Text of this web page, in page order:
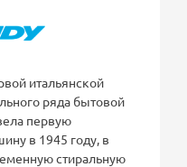
итальянской
ряда бытовой
первую
в 1945 году, в
стиральную